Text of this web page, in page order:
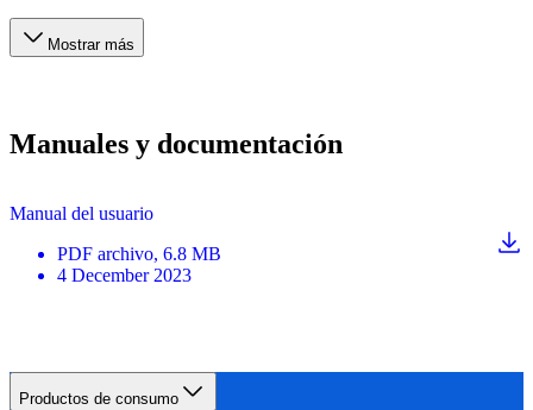
Mostrar más
Manuales y documentación
Manual del usuario
PDF archivo, 6.8 MB
4 December 2023
Productos de consumo